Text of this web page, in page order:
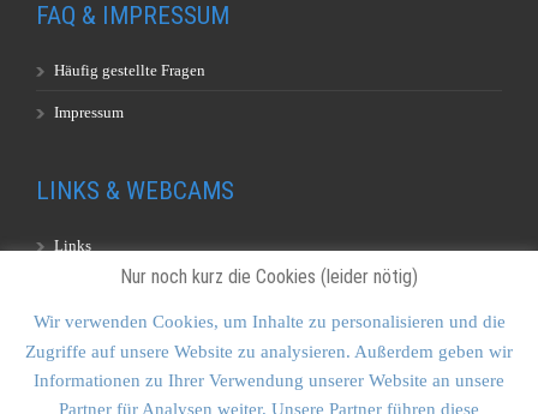
FAQ & IMPRESSUM
Häufig gestellte Fragen
Impressum
LINKS & WEBCAMS
Links
KONTAKT & SITEMAP
Nur noch kurz die Cookies (leider nötig)
Wir verwenden Cookies, um Inhalte zu personalisieren und die
Zugriffe auf unsere Website zu analysieren. Außerdem geben wir
Informationen zu Ihrer Verwendung unserer Website an unsere
Partner für Analysen weiter. Unsere Partner führen diese